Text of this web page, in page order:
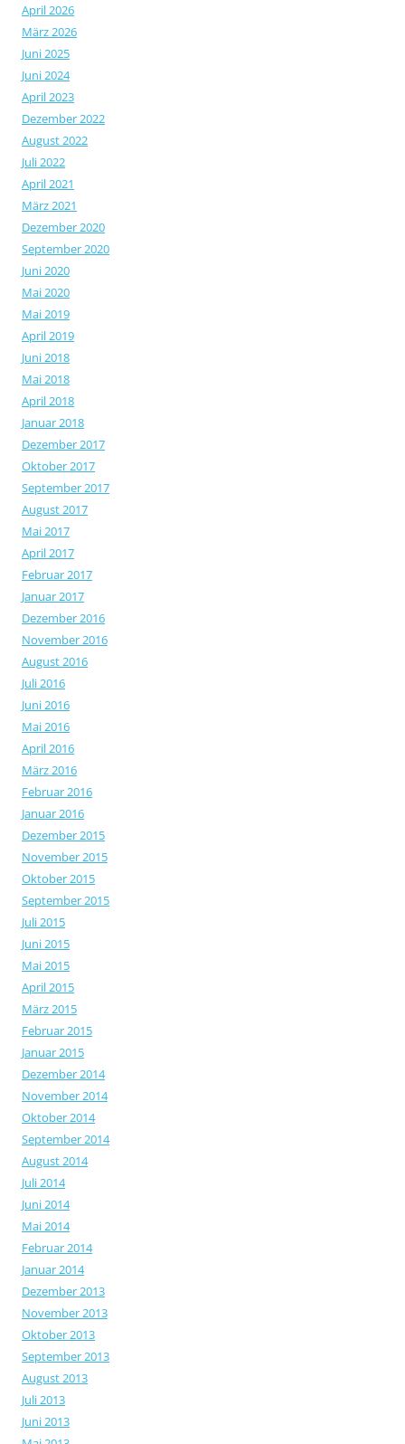
April 2026
März 2026
Juni 2025
Juni 2024
April 2023
Dezember 2022
August 2022
Juli 2022
April 2021
März 2021
Dezember 2020
September 2020
Juni 2020
Mai 2020
Mai 2019
April 2019
Juni 2018
Mai 2018
April 2018
Januar 2018
Dezember 2017
Oktober 2017
September 2017
August 2017
Mai 2017
April 2017
Februar 2017
Januar 2017
Dezember 2016
November 2016
August 2016
Juli 2016
Juni 2016
Mai 2016
April 2016
März 2016
Februar 2016
Januar 2016
Dezember 2015
November 2015
Oktober 2015
September 2015
Juli 2015
Juni 2015
Mai 2015
April 2015
März 2015
Februar 2015
Januar 2015
Dezember 2014
November 2014
Oktober 2014
September 2014
August 2014
Juli 2014
Juni 2014
Mai 2014
Februar 2014
Januar 2014
Dezember 2013
November 2013
Oktober 2013
September 2013
August 2013
Juli 2013
Juni 2013